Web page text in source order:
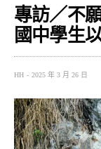
專訪／不
國中學生
HH 2025 年 3 月 26 日